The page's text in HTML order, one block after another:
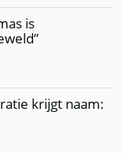
is
krijgt naam: